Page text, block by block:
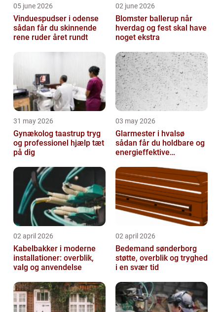
05 june 2026
Vinduespudser i odense
sådan får du skinnende
rene ruder året rundt
02 june 2026
Blomster ballerup når
hverdag og fest skal have
noget ekstra
31 may 2026
Gynækolog taastrup tryg
og professionel hjælp tæt
på dig
03 may 2026
Glarmester i hvalsø
sådan får du holdbare og
energieffektive
02 april 2026
Kabelbakker i moderne
installationer: overblik,
valg og anvendelse
02 april 2026
Bedemand sønderborg
støtte, overblik og tryghed
i en svær tid